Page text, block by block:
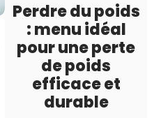
Perdre du poids
: menu idéal
pour une perte
de poids
efficace et
durable